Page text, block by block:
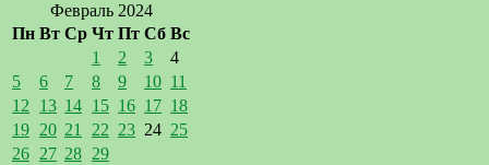
Февраль 2024
Пн Вт Ср Чт Пт Сб Вс
1 2 3
4
5
6 7 8 9 10 11
12
13 14 15 16 17 18
19 20 21 22 23 24 25
26 27 28 29